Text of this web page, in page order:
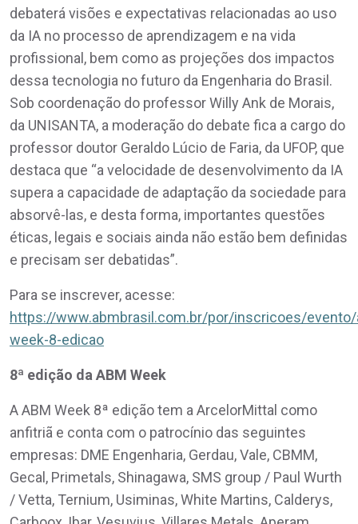
debaterá visões e expectativas relacionadas ao uso
da IA no processo de aprendizagem e na vida
profissional, bem como as projeções dos impactos
dessa tecnologia no futuro da Engenharia do Brasil.
Sob coordenação do professor Willy Ank de Morais,
da UNISANTA, a moderação do debate fica a cargo do
professor doutor Geraldo Lúcio de Faria, da UFOP, que
destaca que “a velocidade de desenvolvimento da IA
supera a capacidade de adaptação da sociedade para
absorvê-las, e desta forma, importantes questões
éticas, legais e sociais ainda não estão bem definidas
e precisam ser debatidas”.
Para se inscrever, acesse:
https://www.abmbrasil.com.br/por/inscricoes/
week-8-edicao
8ª edição da ABM Week
A ABM Week 8ª edição tem a ArcelorMittal como
anfitriã e conta com o patrocínio das seguintes
empresas: DME Engenharia, Gerdau, Vale, CBMM,
Gecal, Primetals, Shinagawa, SMS group / Paul Wurth
/ Vetta, Ternium, Usiminas, White Martins, Calderys,